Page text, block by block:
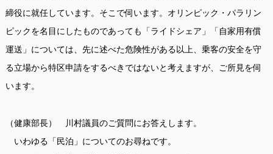
締役に就任しています。そこで伺います。オリンピック・パラリン
ピックを名目にしたものであっても「ライドシェア」「自家用有償
運送」については、先に述べた危険性がある以上、乗客の安全を守
る立場から特区申請をするべきではないと考えますが、ご所見を伺
います。
（健康部長） 川村議員のご質問にお答えします。
いわゆる「民泊」についてのお尋ねです。